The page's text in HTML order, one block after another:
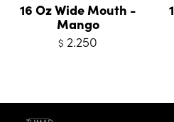
16 Oz Wide Mouth -
Mango
$ 2.250